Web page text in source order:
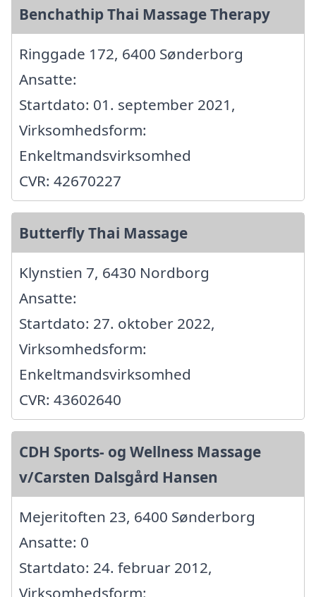
Benchathip Thai Massage Therapy
Ringgade 172, 6400 Sønderborg
Ansatte:
Startdato: 01. september 2021,
Virksomhedsform:
Enkeltmandsvirksomhed
CVR: 42670227
Butterfly Thai Massage
Klynstien 7, 6430 Nordborg
Ansatte:
Startdato: 27. oktober 2022,
Virksomhedsform:
Enkeltmandsvirksomhed
CVR: 43602640
CDH Sports- og Wellness Massage
v/Carsten Dalsgård Hansen
Mejeritoften 23, 6400 Sønderborg
Ansatte: 0
Startdato: 24. februar 2012,
Virksomhedsform: